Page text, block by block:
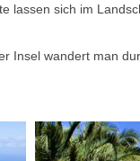
lassen sich im
Insel wandert man